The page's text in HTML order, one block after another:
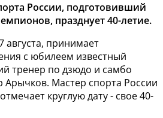
России, подготовивший
празднует 40-летие.
августа, принимает
с юбилеем известный
тренер по дзюдо и самбо
Арычков. Мастер спорта России
круглую дату - свое 40-